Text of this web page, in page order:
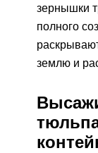
зернышки
полного
землю и